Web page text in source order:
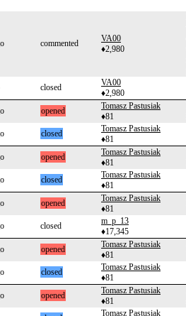
commented
VA00
♦2,980
closed
VA00
♦2,980
opened
Tomasz Pastusiak
♦81
closed
Tomasz Pastusiak
♦81
opened
Tomasz Pastusiak
♦81
closed
Tomasz Pastusiak
♦81
opened
Tomasz Pastusiak
♦81
closed
m_p_13
♦17,345
opened
Tomasz Pastusiak
♦81
closed
Tomasz Pastusiak
♦81
opened
Tomasz Pastusiak
♦81
Tomasz Pastusiak